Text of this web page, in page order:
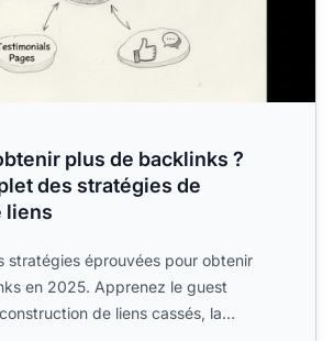
plus de backlinks ?
des stratégies de
liens
stratégies éprouvées pour obtenir
en 2025. Apprenez le guest
de liens cassés, la